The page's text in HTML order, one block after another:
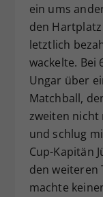
ein ums
den
letztlich
wackelte. Bei
Ungar über
Matchball,
zweiten nicht
und schlug
Cup-Kapitän
den weiteren
machte